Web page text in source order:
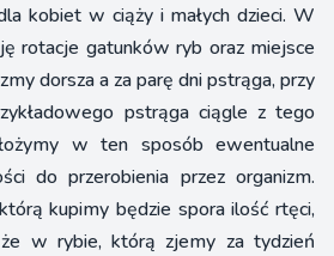
kobiet w ciąży i małych dzieci. W
rotacje gatunków ryb oraz miejsce
dorsza a za parę dni pstrąga, przy
pstrąga ciągle z tego
w ten sposób ewentualne
do przerobienia przez organizm.
kupimy będzie spora ilość rtęci,
w rybie, którą zjemy za tydzień